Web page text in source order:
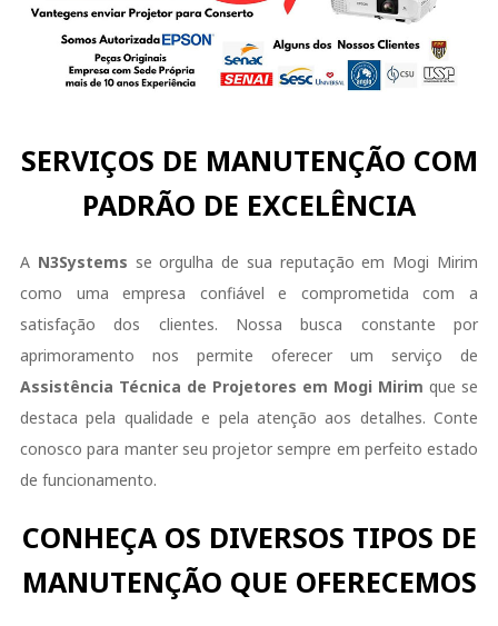
SERVIÇOS DE MANUTENÇÃO COM
PADRÃO DE EXCELÊNCIA
A N3Systems se orgulha de sua reputação em Mogi Mirim
como uma empresa confiável e comprometida com a
satisfação dos clientes. Nossa busca constante por
aprimoramento nos permite oferecer um serviço de
Assistência Técnica de Projetores em Mogi Mirim que se
destaca pela qualidade e pela atenção aos detalhes. Conte
conosco para manter seu projetor sempre em perfeito estado
de funcionamento.
CONHEÇA OS DIVERSOS TIPOS DE
MANUTENÇÃO QUE OFERECEMOS